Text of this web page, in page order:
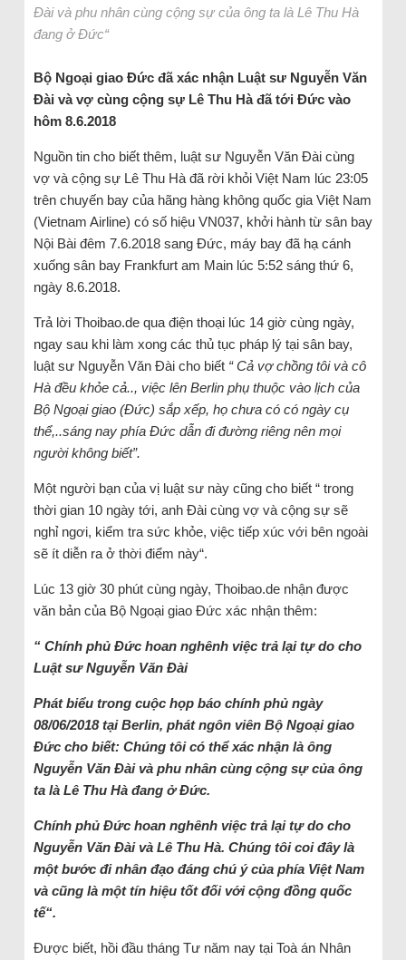
Đài và phu nhân cùng cộng sự của ông ta là Lê Thu Hà
đang ở Đức“
Bộ Ngoại giao Đức đã xác nhận Luật sư Nguyễn Văn
Đài và vợ cùng cộng sự Lê Thu Hà đã tới Đức vào
hôm 8.6.2018
Nguồn tin cho biết thêm, luật sư Nguyễn Văn Đài cùng
vợ và cộng sự Lê Thu Hà đã rời khỏi Việt Nam lúc 23:05
trên chuyến bay của hãng hàng không quốc gia Việt Nam
(Vietnam Airline) có số hiệu VN037, khởi hành từ sân bay
Nội Bài đêm 7.6.2018 sang Đức, máy bay đã hạ cánh
xuống sân bay Frankfurt am Main lúc 5:52 sáng thứ 6,
ngày 8.6.2018.
Trả lời Thoibao.de qua điện thoại lúc 14 giờ cùng ngày,
ngay sau khi làm xong các thủ tục pháp lý tại sân bay,
luật sư Nguyễn Văn Đài cho biết “ Cả vợ chồng tôi và cô
Hà đều khỏe cả.., việc lên Berlin phụ thuộc vào lịch của
Bộ Ngoại giao (Đức) sắp xếp, họ chưa có có ngày cụ
thể,..sáng nay phía Đức dẫn đi đường riêng nên mọi
người không biết”.
Một người bạn của vị luật sư này cũng cho biết “ trong
thời gian 10 ngày tới, anh Đài cùng vợ và cộng sự sẽ
nghỉ ngơi, kiểm tra sức khỏe, việc tiếp xúc với bên ngoài
sẽ ít diễn ra ở thời điểm này“.
Lúc 13 giờ 30 phút cùng ngày, Thoibao.de nhận được
văn bản của Bộ Ngoại giao Đức xác nhận thêm:
“ Chính phủ Đức hoan nghênh việc trả lại tự do cho
Luật sư Nguyễn Văn Đài
Phát biểu trong cuộc họp báo chính phủ ngày
08/06/2018 tại Berlin, phát ngôn viên Bộ Ngoại giao
Đức cho biết: Chúng tôi có thể xác nhận là ông
Nguyễn Văn Đài và phu nhân cùng cộng sự của ông
ta là Lê Thu Hà đang ở Đức.
Chính phủ Đức hoan nghênh việc trả lại tự do cho
Nguyễn Văn Đài và Lê Thu Hà. Chúng tôi coi đây là
một bước đi nhân đạo đáng chú ý của phía Việt Nam
và cũng là một tín hiệu tốt đối với cộng đồng quốc
tế“.
Được biết, hồi đầu tháng Tư năm nay tại Toà án Nhân